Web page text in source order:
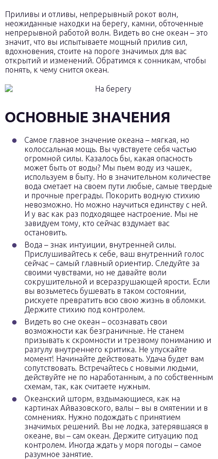
Приливы и отливы, непрерывный рокот волн,
неожиданные находки на берегу, камни, обточенные
непрерывной работой волн. Видеть во сне океан – это
значит, что вы испытываете мощный прилив сил,
вдохновения, стоите на пороге значимых для вас
открытий и изменений. Обратимся к сонникам, чтобы
понять, к чему снится океан.
ОСНОВНЫЕ ЗНАЧЕНИЯ
Самое главное значение океана – мягкая, но
колоссальная мощь. Вы чувствуете себя частью
огромной силы. Казалось бы, какая опасность
может быть от воды? Мы пьем воду из чашек,
используем в быту. Но в значительном количестве
вода сметает на своем пути любые, самые твердые
и прочные преграды. Покорить водную стихию
невозможно. Но можно научиться единству с ней.
И у вас как раз подходящее настроение. Мы не
завидуем тому, кто сейчас вздумает вас
остановить.
Вода – знак интуиции, внутренней силы.
Прислушивайтесь к себе, ваш внутренний голос
сейчас – самый главный ориентир. Следуйте за
своими чувствами, но не давайте воли
сокрушительной и всеразрушающей ярости. Если
вы возьметесь бушевать в таком состоянии,
рискуете превратить всю свою жизнь в обломки.
Держите стихию под контролем.
Видеть во сне океан – осознавать свои
возможности как безграничные. Не станем
призывать к скромности и трезвому пониманию и
разгулу внутреннего критика. Не упускайте
момент! Начинайте действовать. Удача будет вам
сопутствовать. Встречайтесь с новыми людьми,
действуйте не по наработанным, а по собственным
схемам, так, как считаете нужным.
Океанский шторм, вздымающиеся, как на
картинах Айвазовского, валы – вы в смятении и в
сомнениях. Нужно подождать с принятием
значимых решений. Вы не лодка, затерявшаяся в
океане, вы – сам океан. Держите ситуацию под
контролем. Иногда ждать у моря погоды – самое
разумное занятие.